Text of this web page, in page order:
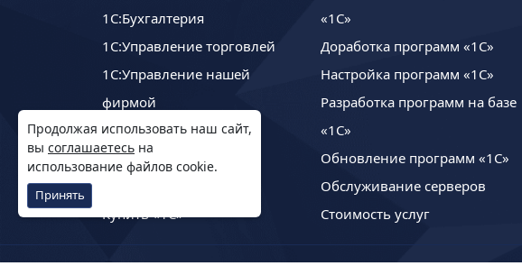
1C:Бухгалтерия
1С:Управление торговлей
1С:Управление нашей
фирмой
1С:ЗУП
«1С» через Интернет
Купить «1С»
«1С»
Доработка программ «1С»
Настройка программ «1С»
Разработка программ на базе
«1С»
Обновление программ «1С»
Обслуживание серверов
Стоимость услуг
Продолжая использовать наш сайт,
вы соглашаетесь на
использование файлов cookie.
Принять